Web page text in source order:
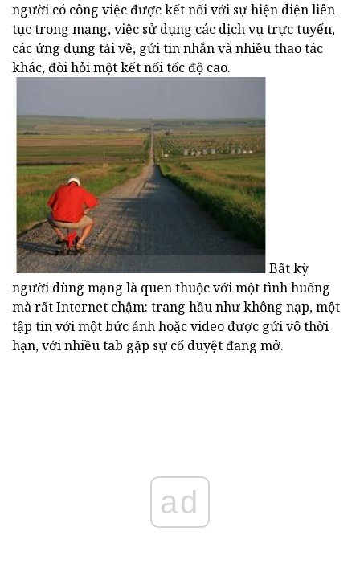
người có công việc được kết nối với sự hiện diện liên
tục trong mạng, việc sử dụng các dịch vụ trực tuyến,
các ứng dụng tải về, gửi tin nhắn và nhiều thao tác
khác, đòi hỏi một kết nối tốc độ cao.
Bất kỳ
người dùng mạng là quen thuộc với một tình huống
mà rất Internet chậm: trang hầu như không nạp, một
tập tin với một bức ảnh hoặc video được gửi vô thời
hạn, với nhiều tab gặp sự cố duyệt đang mở.
ad